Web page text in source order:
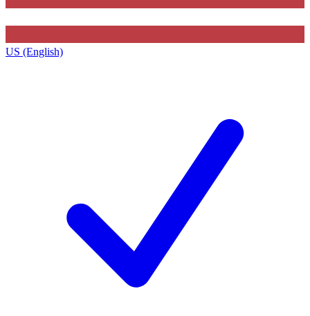
US (English)